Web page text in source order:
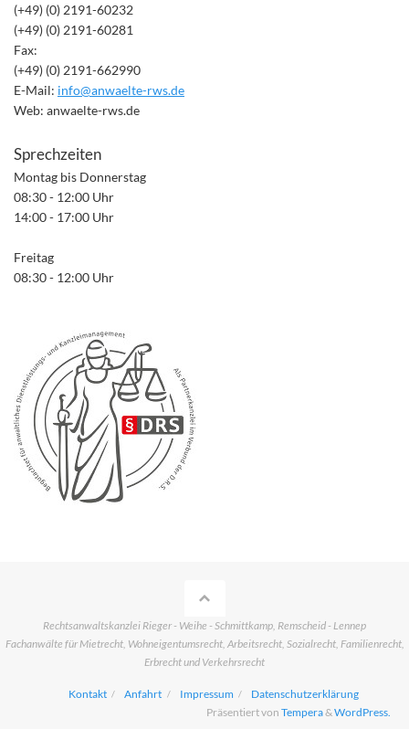
(+49) (0) 2191-60232
(+49) (0) 2191-60281
Fax:
(+49) (0) 2191-662990
E-Mail: info@anwaelte-rws.de
Web: anwaelte-rws.de
Sprechzeiten
Montag bis Donnerstag
08:30 - 12:00 Uhr
14:00 - 17:00 Uhr
Freitag
08:30 - 12:00 Uhr
Rechtsanwaltskanzlei Rieger - Weihe - Schmittkamp, Remscheid - Lennep
Fachanwälte für Mietrecht, Wohneigentumsrecht, Arbeitsrecht, Sozialrecht, Familienrecht,
Erbrecht und Verkehrsrecht
Kontakt Anfahrt Impressum
Datenschutzerklärung
Präsentiert von Tempera&WordPress.